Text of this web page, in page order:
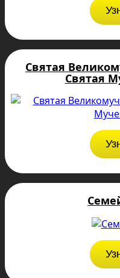
Святая
Святая